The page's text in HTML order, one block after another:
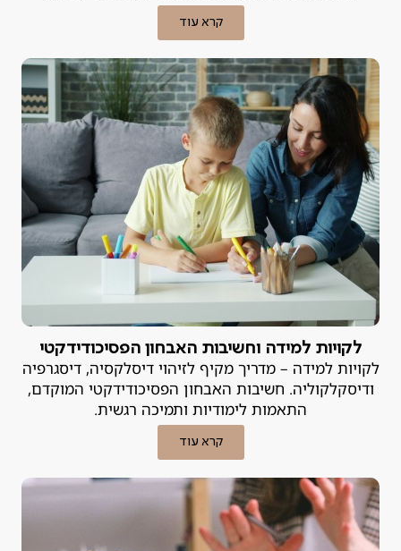
קרא עוד
לקויות למידה וחשיבות האבחון הפסיכודידקטי
לקויות למידה – מדריך מקיף לזיהוי דיסלקסיה, דיסגרפיה
ודיסקלקוליה. חשיבות האבחון הפסיכודידקטי המוקדם,
התאמות לימודיות ותמיכה רגשית.
קרא עוד